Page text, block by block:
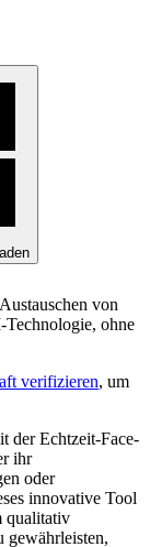
von
ohne
verifizieren, um
der Echtzeit-Face-
ihr
oder
innovative Tool
qualitativ
gewährleisten,